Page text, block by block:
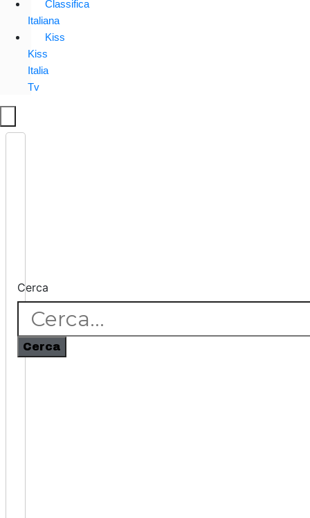
Classifica
Italiana
Kiss
Kiss
Italia
Tv
Cerca
Cerca